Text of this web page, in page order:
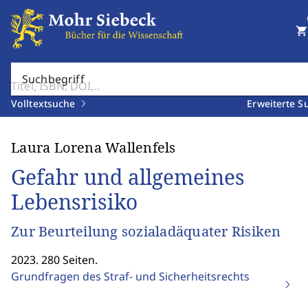
Suchbegriff
Volltextsuche Erweiterte
shopping_cart
Laura Lorena Wallenfels
Gefahr und allgemeines
Lebensrisiko
Zur Beurteilung sozialadäquater Risiken
2023. 280 Seiten.
Grundfragen des Straf- und Sicherheitsrechts